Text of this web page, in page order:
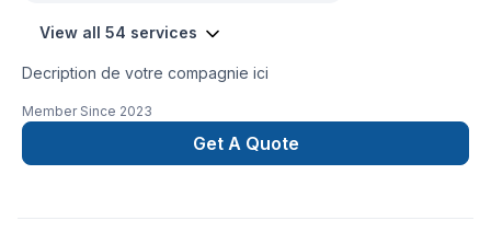
View all 54 services
Decription de votre compagnie ici
Member Since 2023
Get A Quote